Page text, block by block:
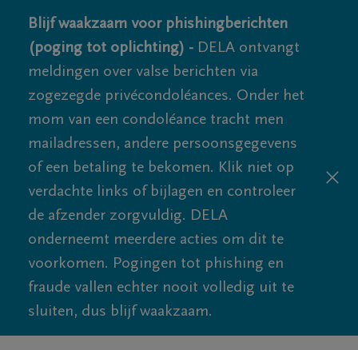
Blijf waakzaam voor phishingberichten
(poging tot oplichting) - DELA ontvangt
meldingen over valse berichten via
zogezegde privécondoléances. Onder het
mom van een condoléance tracht men
mailadressen, andere persoonsgegevens
of een betaling te bekomen. Klik niet op
verdachte links of bijlagen en controleer
de afzender zorgvuldig. DELA
onderneemt meerdere acties om dit te
voorkomen. Pogingen tot phishing en
fraude vallen echter nooit volledig uit te
sluiten, dus blijf waakzaam.